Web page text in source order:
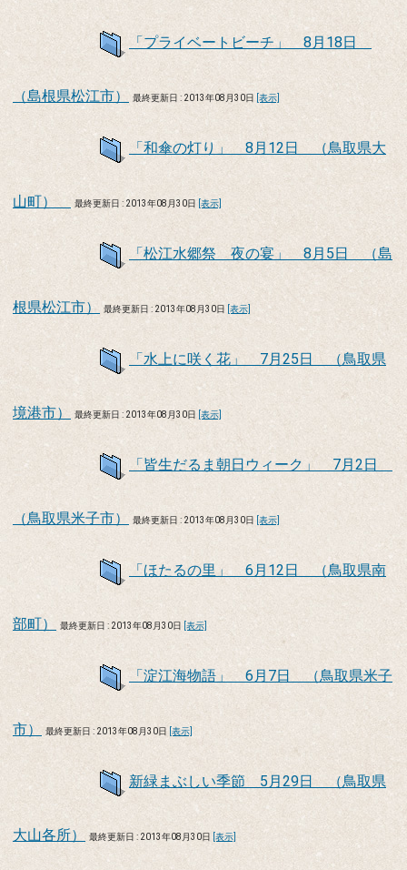
「プライベートビーチ」 8月18日
（島根県松江市） 最終更新日 : 2013年08月30日 [表示]
「和傘の灯り」 8月12日 （鳥取県大
山町） 最終更新日 : 2013年08月30日 [表示]
「松江水郷祭 夜の宴」 8月5日 （島
根県松江市） 最終更新日 : 2013年08月30日 [表示]
「水上に咲く花」 7月25日 （鳥取県
境港市） 最終更新日 : 2013年08月30日 [表示]
「皆生だるま朝日ウィーク」 7月2日
（鳥取県米子市） 最終更新日 : 2013年08月30日 [表示]
「ほたるの里」 6月12日 （鳥取県南
部町） 最終更新日 : 2013年08月30日 [表示]
「淀江海物語」 6月7日 （鳥取県米子
市） 最終更新日 : 2013年08月30日 [表示]
新緑まぶしい季節 5月29日 （鳥取県
大山各所） 最終更新日 : 2013年08月30日 [表示]